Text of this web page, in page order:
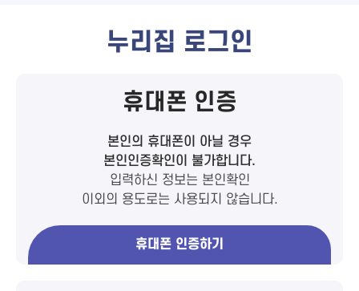
누리집 로그인
휴대폰 인증
본인의 휴대폰이 아닐 경우
본인인증확인이 불가합니다.
입력하신 정보는 본인확인
이외의 용도로는 사용되지 않습니다.
휴대폰 인증하기